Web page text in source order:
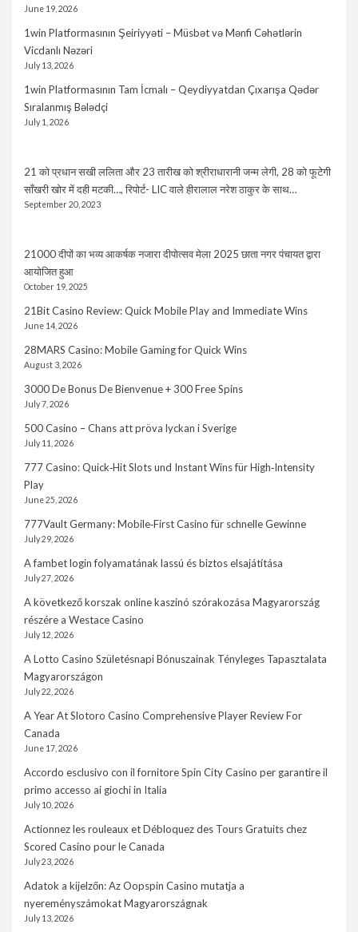
June 19, 2026
1win Platformasının Şeiriyyəti – Müsbət və Mənfi Cəhətlərin
Vicdanlı Nəzəri
July 13, 2026
1win Platformasının Tam İcmalı – Qeydiyyatdan Çıxarışa Qədər
Sıralanmış Bələdçi
July 1, 2026
21 को प्रधान सखी ललिता और 23 तारीख को श्रीराधारानी जन्म लेगी, 28 को फूटेगी
साँखरी खोर में दही मटकी…, रिपोर्ट- LIC वाले हीरालाल नरेश ठाकुर के साथ…
September 20, 2023
21000 दीपों का भव्य आकर्षक नजारा दीपोत्सव मेला 2025 छाता नगर पंचायत द्वारा
आयोजित हुआ
October 19, 2025
21Bit Casino Review: Quick Mobile Play and Immediate Wins
June 14, 2026
28MARS Casino: Mobile Gaming for Quick Wins
August 3, 2026
3000 De Bonus De Bienvenue + 300 Free Spins
July 7, 2026
500 Casino – Chans att pröva lyckan i Sverige
July 11, 2026
777 Casino: Quick‑Hit Slots und Instant Wins für High‑Intensity
Play
June 25, 2026
777Vault Germany: Mobile‑First Casino für schnelle Gewinne
July 29, 2026
A fambet login folyamatának lassú és biztos elsajátítása
July 27, 2026
A következő korszak online kaszinó szórakozása Magyarország
részére a Westace Casino
July 12, 2026
A Lotto Casino Születésnapi Bónuszainak Tényleges Tapasztalata
Magyarországon
July 22, 2026
A Year At Slotoro Casino Comprehensive Player Review For
Canada
June 17, 2026
Accordo esclusivo con il fornitore Spin City Casino per garantire il
primo accesso ai giochi in Italia
July 10, 2026
Actionnez les rouleaux et Débloquez des Tours Gratuits chez
Scored Casino pour le Canada
July 23, 2026
Adatok a kijelzőn: Az Oopspin Casino mutatja a
nyereményszámokat Magyarországnak
July 13, 2026